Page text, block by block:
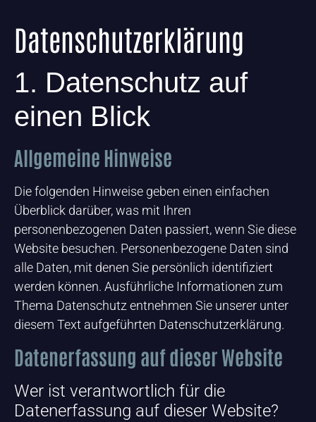
Datenschutz­erklärung
1. Datenschutz auf
einen Blick
Allgemeine Hinweise
Die folgenden Hinweise geben einen einfachen
Überblick darüber, was mit Ihren
personenbezogenen Daten passiert, wenn Sie diese
Website besuchen. Personenbezogene Daten sind
alle Daten, mit denen Sie persönlich identifiziert
werden können. Ausführliche Informationen zum
Thema Datenschutz entnehmen Sie unserer unter
diesem Text aufgeführten Datenschutzerklärung.
Datenerfassung auf dieser Website
Wer ist verantwortlich für die
Datenerfassung auf dieser Website?